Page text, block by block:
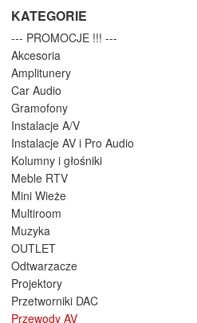
KATEGORIE
--- PROMOCJE !!! ---
Akcesoria
Amplitunery
Car Audio
Gramofony
Instalacje A/V
Instalacje AV i Pro Audio
Kolumny i głośniki
Meble RTV
Mini Wieże
Multiroom
Muzyka
OUTLET
Odtwarzacze
Projektory
Przetworniki DAC
Przewody AV